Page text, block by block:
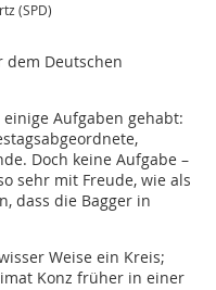
(SPD)
dem Deutschen
Aufgaben gehabt:
Doch keine Aufgabe –
sehr mit Freude, wie als
dass die Bagger in
Weise ein Kreis;
Konz früher in einer